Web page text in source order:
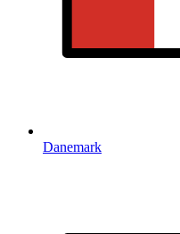
Danemark